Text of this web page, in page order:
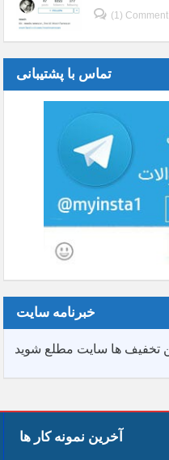
(1) Comment
تماس با پشتیبانی
خبرنامه سایت
آخرین نمونه کار ها